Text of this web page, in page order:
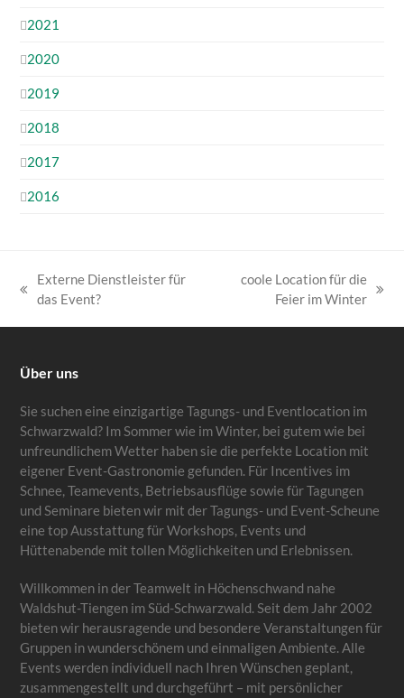
2021
2020
2019
2018
2017
2016
vorheriger
Externe Dienstleister für
das Event?
coole Location für die
Feier im Winter
Über uns
Sie suchen eine einzigartige Tagungs- und Eventlocation im
Schwarzwald? Im Sommer wie im Winter, bei gutem wie bei
unfreundlichem Wetter haben sie die perfekte Location mit
eigener Event-Gastronomie gefunden. Für Incentives im
Schnee, Teamevents, Betriebsausflüge sowie für Tagungen
und Seminare bieten wir mit der Tagungs- und Event-Scheune
eine top Ausstattung für Workshops, Events und
Hüttenabende mit tollen Möglichkeiten und Erlebnissen.
Willkommen in der Teamwelt in Höchenschwand nahe
Waldshut-Tiengen im Süd-Schwarzwald. Seit dem Jahr 2002
bieten wir herausragende und besondere Veranstaltungen für
Gruppen in wunderschönem und einmaligen Ambiente. Alle
Events werden individuell nach Ihren Wünschen geplant,
zusammengestellt und durchgeführt – mit persönlicher